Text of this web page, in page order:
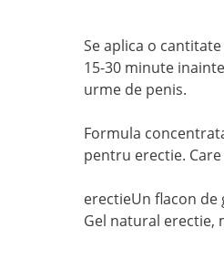
Se aplica o
15-30 minute
urme de penis.
Formula
pentru erectie.
erectieUn flacon
Gel natural erectie,